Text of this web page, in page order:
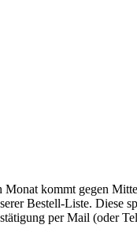
kommt gegen
Bestell-Liste. Diese
per Mail (oder